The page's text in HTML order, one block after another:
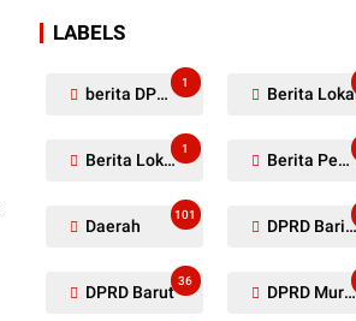
LABELS
berita DPRD Murung Raya
1
Berita
Berita Lokal Kabupaten Barito Utara
1
Berita Pemkab Murung Raya
Daerah
101
DPRD Barito Utara
DPRD Barut
36
DPRD Murung Raya